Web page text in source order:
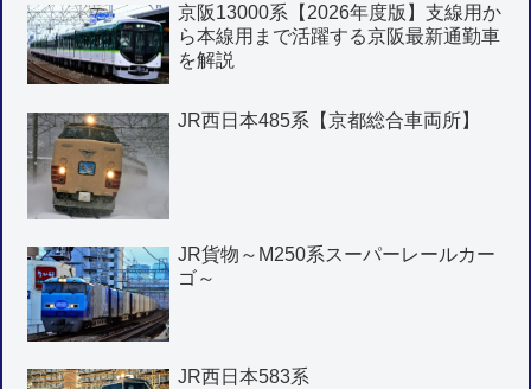
京阪13000系【2026年度版】支線用か
ら本線用まで活躍する京阪最新通勤車
を解説
JR西日本485系【京都総合車両所】
JR貨物～M250系スーパーレールカー
ゴ～
JR西日本583系